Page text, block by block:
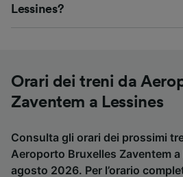
Lessines?
Orari dei treni da
Zaventem a Lessines
Consulta gli orari dei prossimi
Aeroporto Bruxelles Zaventem
agosto 2026. Per l’orario